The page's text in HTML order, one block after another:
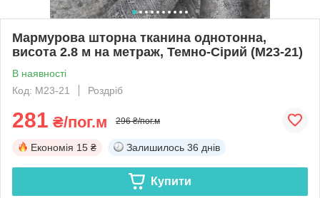
Мармурова шторна тканина однотонна,
висота 2.8 м на метраж, Темно-Сірий (M23-21)
В наявності
Код: M23-21
Роздріб
281 ₴/пог.м 296 ₴/пог.м
Економія 15 ₴ Залишилось 36 днів
Купити